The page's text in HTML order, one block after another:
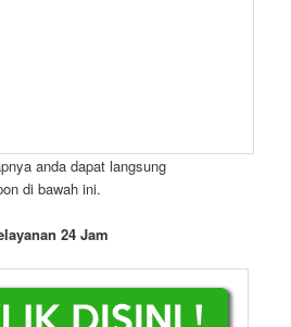
anda dapat langsung
di bawah ini.
24 Jam